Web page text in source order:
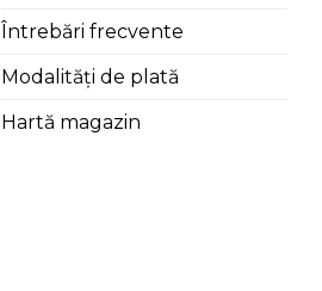
Întrebări frecvente
Modalități de plată
Hartă magazin